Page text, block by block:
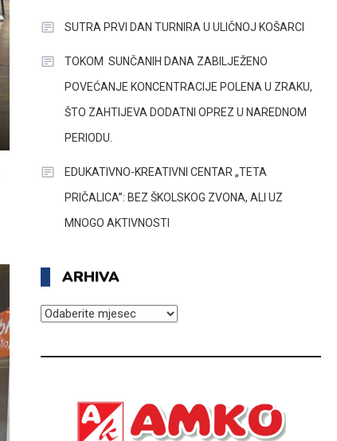
SUTRA PRVI DAN TURNIRA U ULIČNOJ KOŠARCI
TOKOM SUNČANIH DANA ZABILJEŽENO
POVEĆANJE KONCENTRACIJE POLENA U ZRAKU,
ŠTO ZAHTIJEVA DODATNI OPREZ U NAREDNOM
PERIODU.
EDUKATIVNO-KREATIVNI CENTAR „TETA
PRIČALICA”: BEZ ŠKOLSKOG ZVONA, ALI UZ
MNOGO AKTIVNOSTI
ARHIVA
ARHIVA